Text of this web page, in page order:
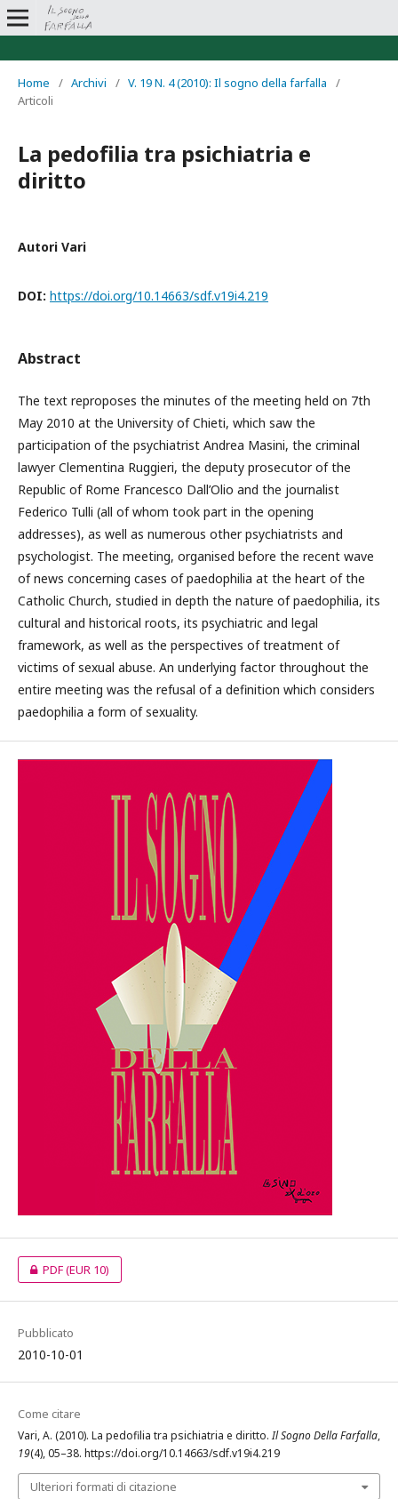
Home / Archivi / V. 19 N. 4 (2010): Il sogno della farfalla
/
Articoli
La pedofilia tra psichiatria e
diritto
Autori Vari
DOI: https://doi.org/10.14663/sdf.v19i4.219
Abstract
The text reproposes the minutes of the meeting held on 7th
May 2010 at the University of Chieti, which saw the
participation of the psychiatrist Andrea Masini, the criminal
lawyer Clementina Ruggieri, the deputy prosecutor of the
Republic of Rome Francesco Dall’Olio and the journalist
Federico Tulli (all of whom took part in the opening
addresses), as well as numerous other psychiatrists and
psychologist. The meeting, organised before the recent wave
of news concerning cases of paedophilia at the heart of the
Catholic Church, studied in depth the nature of paedophilia, its
cultural and historical roots, its psychiatric and legal
framework, as well as the perspectives of treatment of
victims of sexual abuse. An underlying factor throughout the
entire meeting was the refusal of a definition which considers
paedophilia a form of sexuality.
PDF(EUR 10)
Pubblicato
2010-10-01
Come citare
Vari, A. (2010). La pedofilia tra psichiatria e diritto.Il Sogno Della Farfalla,
19(4), 05–38. https://doi.org/10.14663/sdf.v19i4.219
Ulteriori formati di citazione